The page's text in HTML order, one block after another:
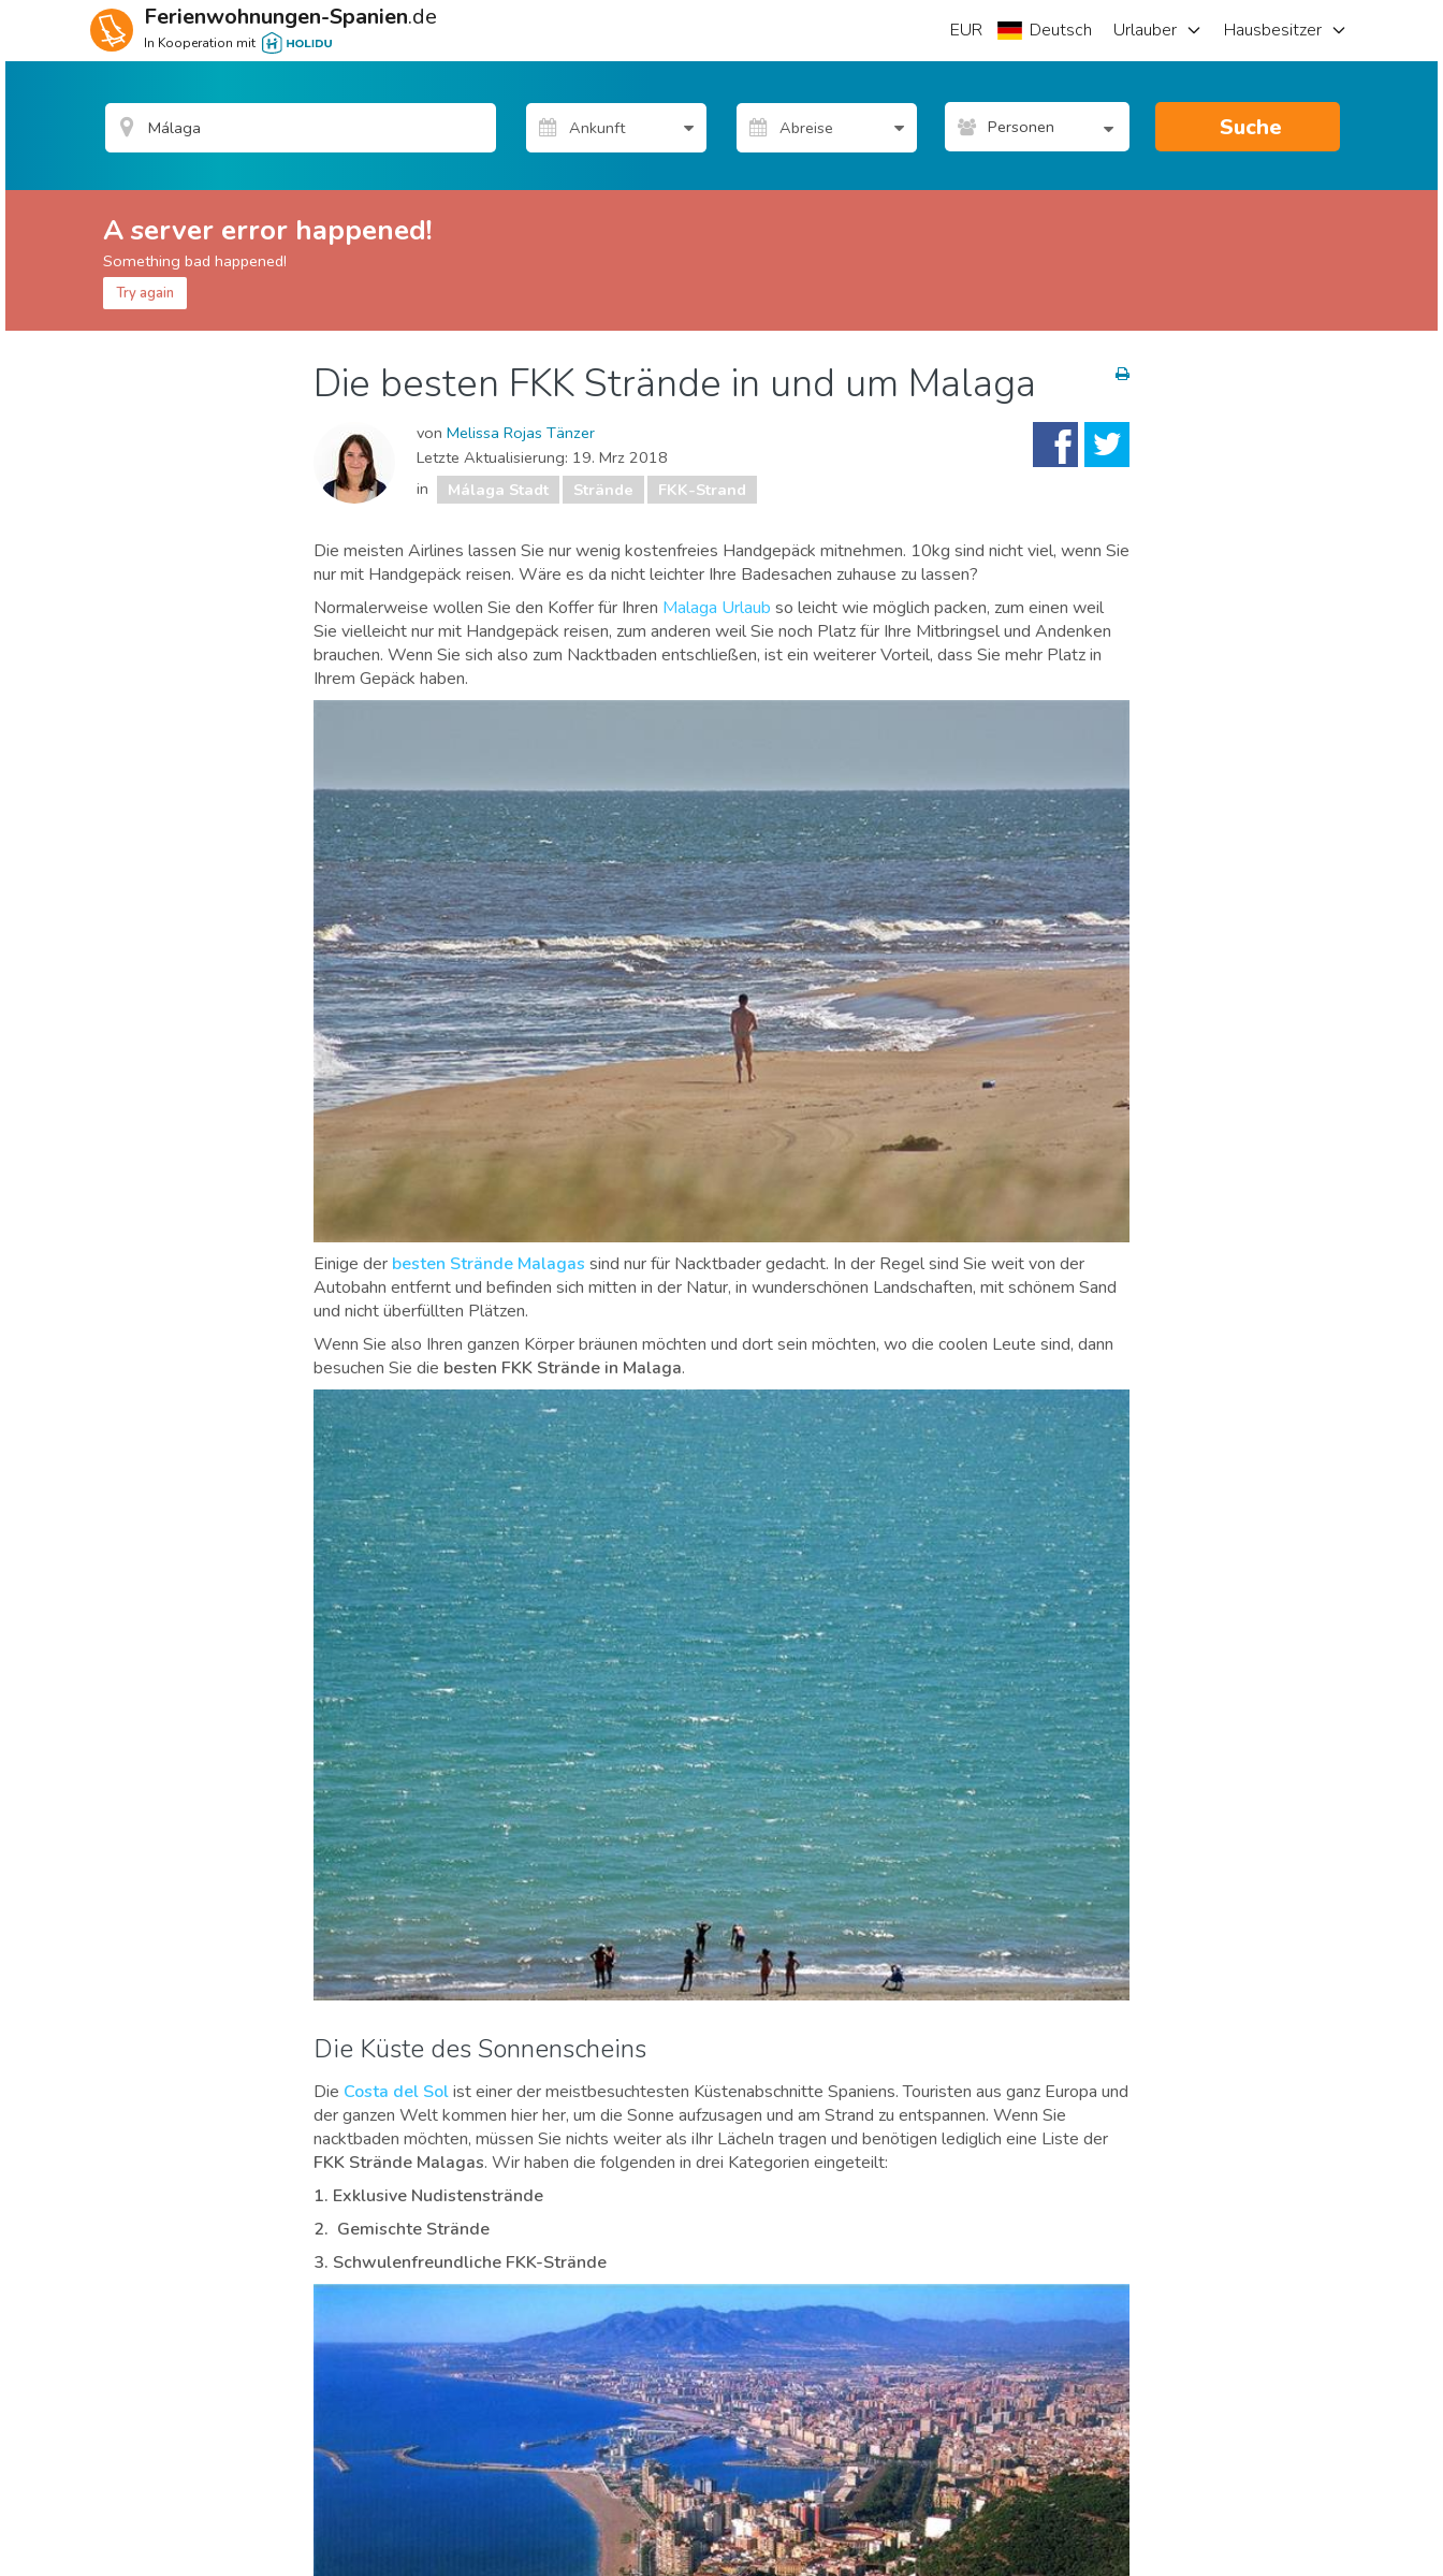
Ferienwohnungen-Spanien.de
In Kooperation mit
EUR Deutsch Urlauber Hausbesitzer
Personen Suche
A server error happened!
Something bad happened!
Try again
Familienspaß Lokale Veranstaltungen Museen & Kunst Nachtleben & Bars Natur & Freizeit
Shoppen
Die besten FKK Strände in und um Malaga
von Melissa Rojas Tänzer
Letzte Aktualisierung: 19. Mrz 2018
in
Málaga Stadt Strände FKK-Strand
Die meisten Airlines lassen Sie nur wenig kostenfreies Handgepäck mitnehmen. 10kg sind nicht viel, wenn Sie
nur mit Handgepäck reisen. Wäre es da nicht leichter Ihre Badesachen zuhause zu lassen?
Normalerweise wollen Sie den Koffer für Ihren Malaga Urlaub so leicht wie möglich packen, zum einen weil
Sie vielleicht nur mit Handgepäck reisen, zum anderen weil Sie noch Platz für Ihre Mitbringsel und Andenken
brauchen. Wenn Sie sich also zum Nacktbaden entschließen, ist ein weiterer Vorteil, dass Sie mehr Platz in
Ihrem Gepäck haben.
Einige der besten Strände Malagas sind nur für Nacktbader gedacht. In der Regel sind Sie weit von der
Autobahn entfernt und befinden sich mitten in der Natur, in wunderschönen Landschaften, mit schönem Sand
und nicht überfüllten Plätzen.
Wenn Sie also Ihren ganzen Körper bräunen möchten und dort sein möchten, wo die coolen Leute sind, dann
besuchen Sie die besten FKK Strände in Malaga.
Die Küste des Sonnenscheins
Die Costa del Solist einer der meistbesuchtesten Küstenabschnitte Spaniens. Touristen aus ganz Europa und
der ganzen Welt kommen hier her, um die Sonne aufzusagen und am Strand zu entspannen. Wenn Sie
nacktbaden möchten, müssen Sie nichts weiter als iIhr Lächeln tragen und benötigen lediglich eine Liste der
FKK Strände Malagas. Wir haben die folgenden in drei Kategorien eingeteilt:
1. Exklusive Nudistenstrände
2. Gemischte Strände
3. Schwulenfreundliche FKK-Strände